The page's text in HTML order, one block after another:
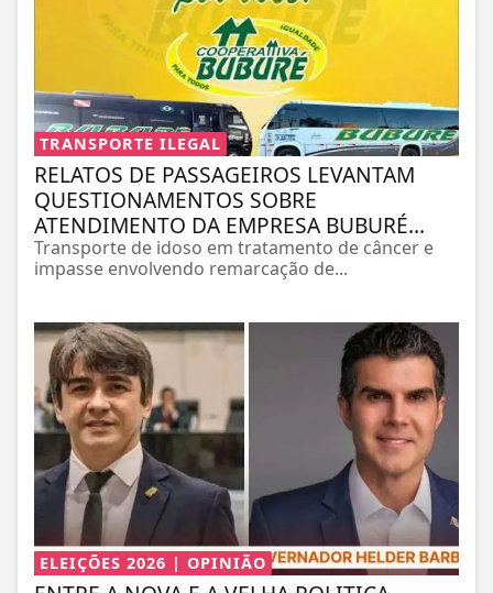
TRANSPORTE ILEGAL
RELATOS DE PASSAGEIROS LEVANTAM
QUESTIONAMENTOS SOBRE
ATENDIMENTO DA EMPRESA BUBURÉ...
Transporte de idoso em tratamento de câncer e
impasse envolvendo remarcação de...
ELEIÇÕES 2026 | OPINIÃO